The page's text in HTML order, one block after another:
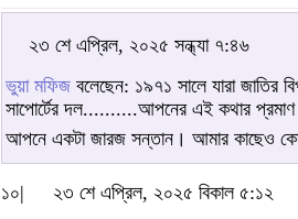
২৩ শে এপ্রিল, ২০২৫ সন্ধ্যা ৭:৪৬
ভুয়া মফিজ বলেছেন: ১৯৭১ সালে যারা জাতির
সাপোর্টের দল..........আপনের এই কথার
আপনে একটা জারজ সন্তান। আমার কাছেও
১০| ২৩ শে এপ্রিল, ২০২৫ বিকাল ৫:১২